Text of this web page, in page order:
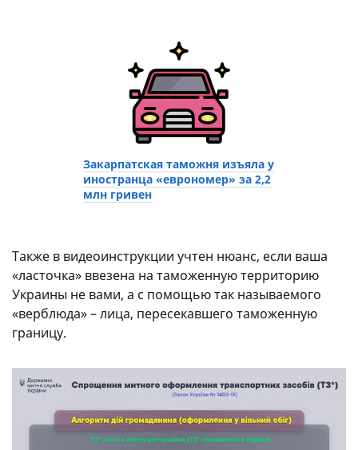
Закарпатская таможня изъяла у
иностранца «еврономер» за 2,2
млн гривен
Также в видеоинструкции учтен нюанс, если ваша
«ласточка» ввезена на таможенную территорию
Украины не вами, а с помощью так называемого
«верблюда» – лица, пересекавшего таможенную
границу.